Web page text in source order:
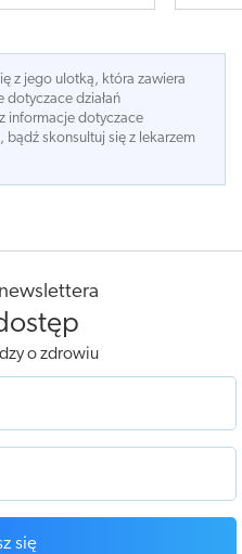
z jego ulotką, która zawiera
dotyczace działań
informacje dotyczace
skonsultuj się z lekarzem
o zdrowiu
się